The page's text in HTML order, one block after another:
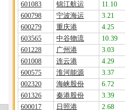
601083
锦江航运 11.10
600798
宁波海运 3.21
600279
重庆港 4.25
603565
中谷物流 10.39
601228
广州港 3.03
601008
连云港 4.29
600575
淮河能源 3.37
002320
海峡股份 6.72
601326
秦港股份 3.39
600017
日照港 2.68